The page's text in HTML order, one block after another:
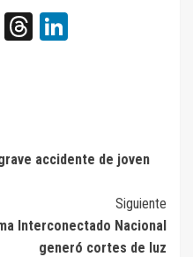
Telegram
Threads
accidente de joven
Siguiente
Interconectado Nacional
generó cortes de luz